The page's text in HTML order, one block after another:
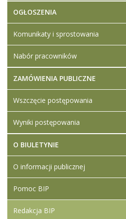
OGŁOSZENIA
Komunikaty i sprostowania
Nabór pracowników
ZAMÓWIENIA PUBLICZNE
Wszczęcie postępowania
Wyniki postępowania
O BIULETYNIE
O informacji publicznej
Pomoc BIP
Redakcja BIP